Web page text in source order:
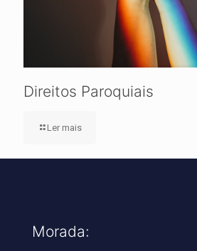
Direitos Paroquiais
Ler mais
Morada: